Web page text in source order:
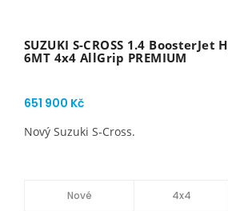
SUZUKI S-CROSS 1.4 BoosterJet
6MT 4x4 AllGrip PREMIUM
651 900 Kč
Nový Suzuki S-Cross.
Nové 4x4